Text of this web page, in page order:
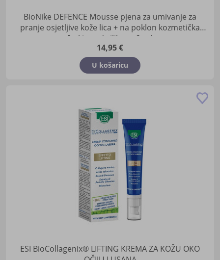
BioNike DEFENCE Mousse pjena za umivanje za
pranje osjetljive kože lica + na poklon kozmetička
četkica od silikona 2 u 1
14,95 €
U košaricu
ESI BioCollagenix® LIFTING KREMA ZA KOŽU OKO